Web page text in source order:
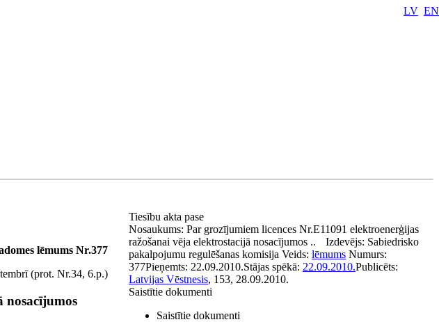
LV EN
lēmums Nr.377
(prot. Nr.34, 6.p.)
nosacījumos
Tiesību akta pase
Nosaukums: Par grozījumiem licences Nr.E11091 elektroenerģijas
ražošanai vēja elektrostacijā nosacījumos ..
Izdevējs: Sabiedrisko
pakalpojumu regulēšanas komisija Veids: lēmums Numurs:
377Pieņemts: 22.09.2010.Stājas spēkā: 22.09.2010.Publicēts:
Latvijas Vēstnesis, 153, 28.09.2010.
Saistītie dokumenti
Saistītie dokumenti